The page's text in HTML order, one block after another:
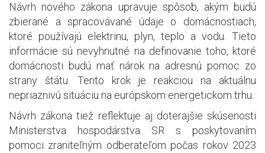
Návrh nového zákona upravuje spôsob, akým budú
zbierané a spracovávané údaje o domácnostiach,
ktoré používajú elektrinu, plyn, teplo a vodu. Tieto
informácie sú nevyhnutné na definovanie toho, ktoré
domácnosti budú mať nárok na adresnú pomoc zo
strany štátu. Tento krok je reakciou na aktuálnu
nepriaznivú situáciu na európskom energetickom trhu.
Návrh zákona tiež reflektuje aj doterajšie skúsenosti
Ministerstva hospodárstva SR s poskytovaním
pomoci zraniteľným odberateľom počas rokov 2023